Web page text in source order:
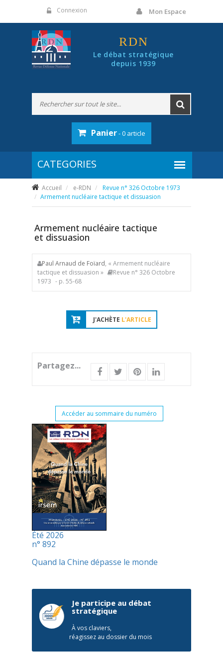
Connexion Mon Espace
RDN
Le débat stratégique
depuis 1939
Panier- 0 article
Accueil e-RDN
Revue n° 326 Octobre 1973
Armement nucléaire tactique et dissuasion
Armement nucléaire tactique
et dissuasion
Paul Arnaud de Foïard, « Armement nucléaire
tactique et dissuasion »
Revue n° 326 Octobre
1973 - p. 55-68
J'ACHÈTE L'ARTICLE
Partagez...
Accéder au sommaire du numéro
Été 2026
n° 892
Quand la Chine dépasse le monde
Je participe au débat
stratégique
À vos claviers,
réagissez au dossier du mois